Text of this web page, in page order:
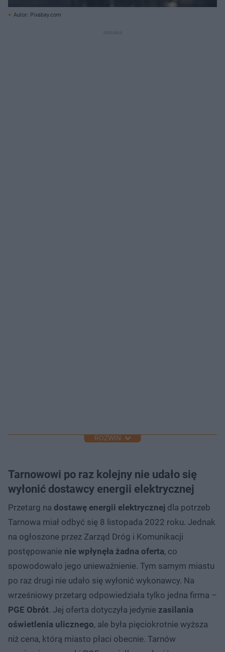
Autor: Pixabay.com
ROZWIŃ
Tarnowowi po raz kolejny nie udało się
wyłonić dostawcy energii elektrycznej
Przetarg na dostawę energii elektrycznej dla potrzeb
Tarnowa miał odbyć się 8 listopada 2022 roku. Jednak
na ogłoszone przez Zarząd Dróg i Komunikacji
postępowanie nie wpłynęła żadna oferta, co
spowodowało jego unieważnienie. Tym samym miastu
po raz drugi nie udało się wyłonić wykonawcy. Na
wrześniowy przetarg odpowiedziała tylko jedna firma –
PGE Obrót. Jej oferta dotyczyła jedynie zasilania
oświetlenia ulicznego, ale była pięciokrotnie wyższa
niż cena, którą miasto płaci obecnie. Tarnów